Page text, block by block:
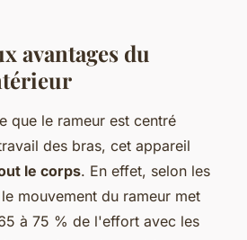
avantages du
que le rameur est centré
des bras, cet appareil
le corps. En effet, selon les
mouvement du rameur met
à 75 % de l'effort avec les